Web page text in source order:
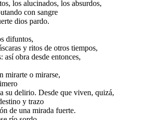
los alucinados, los absurdos,
con sangre
dios pardo.
difuntos,
y ritos de otros tiempos,
obra desde entonces,
mirarte o mirarse,
su delirio. Desde que viven, quizá,
y trazo
de una mirada fuerte.